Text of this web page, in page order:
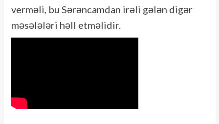
verməli, bu Sərəncamdan irəli gələn digər
məsələləri həll etməlidir.